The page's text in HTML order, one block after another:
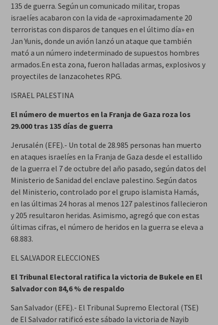
135 de guerra. Según un comunicado militar, tropas
israelíes acabaron con la vida de «aproximadamente 20
terroristas con disparos de tanques en el último día» en
Jan Yunis, donde un avión lanzó un ataque que también
mató a un número indeterminado de supuestos hombres
armados.En esta zona, fueron halladas armas, explosivos y
proyectiles de lanzacohetes RPG.
ISRAEL PALESTINA
El número de muertos en la Franja de Gaza roza los
29.000 tras 135 días de guerra
Jerusalén (EFE).- Un total de 28.985 personas han muerto
en ataques israelíes en la Franja de Gaza desde el estallido
de la guerra el 7 de octubre del año pasado, según datos del
Ministerio de Sanidad del enclave palestino. Según datos
del Ministerio, controlado por el grupo islamista Hamás,
en las últimas 24 horas al menos 127 palestinos fallecieron
y 205 resultaron heridas. Asimismo, agregó que con estas
últimas cifras, el número de heridos en la guerra se eleva a
68.883.
EL SALVADOR ELECCIONES
El Tribunal Electoral ratifica la victoria de Bukele en El
Salvador con 84,6 % de respaldo
San Salvador (EFE).- El Tribunal Supremo Electoral (TSE)
de El Salvador ratificó este sábado la victoria de Nayib